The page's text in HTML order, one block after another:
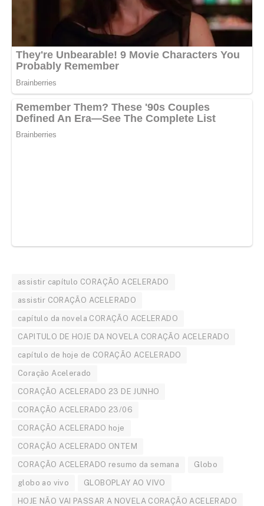
assistir capítulo CORAÇÃO ACELERADO
assistir CORAÇÃO ACELERADO
capítulo da novela CORAÇÃO ACELERADO
CAPITULO DE HOJE DA NOVELA CORAÇÃO ACELERADO
capítulo de hoje de CORAÇÃO ACELERADO
Coração Acelerado
CORAÇÃO ACELERADO 23 DE JUNHO
CORAÇÃO ACELERADO 23/06
CORAÇÃO ACELERADO hoje
CORAÇÃO ACELERADO ONTEM
CORAÇÃO ACELERADO resumo da semana Globo
globo ao vivo GLOBOPLAY AO VIVO
HOJE NÃO VAI PASSAR A NOVELA CORAÇÃO ACELERADO